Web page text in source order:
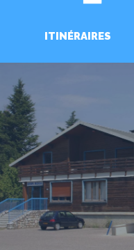
ITINÉRAIRES